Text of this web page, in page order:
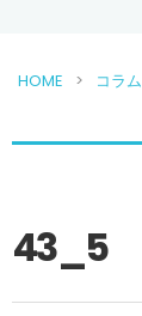
HOME コラム
43_5